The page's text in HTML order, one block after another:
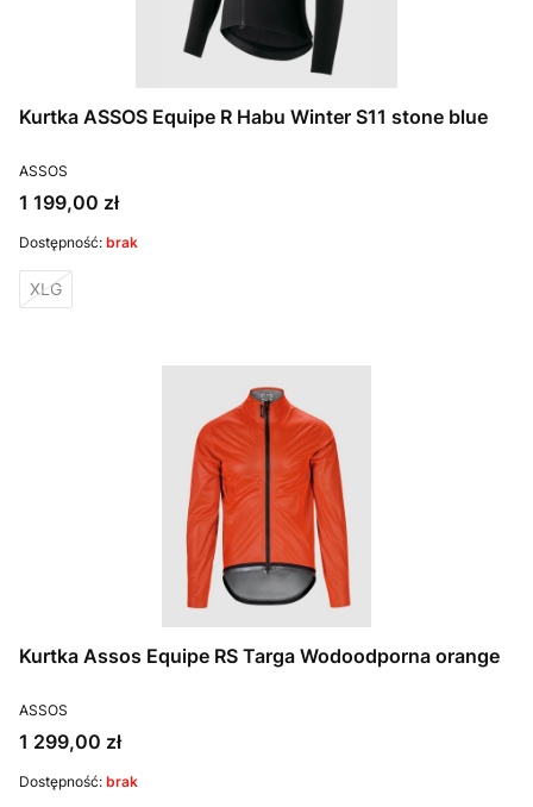
Kurtka ASSOS Equipe R Habu Winter S11 stone blue
PRODUCENT
ASSOS
Cena
1 199,00 zł
Dostępność: brak
XLG
Kurtka Assos Equipe RS Targa Wodoodporna orange
PRODUCENT
ASSOS
Cena
1 299,00 zł
Dostępność: brak